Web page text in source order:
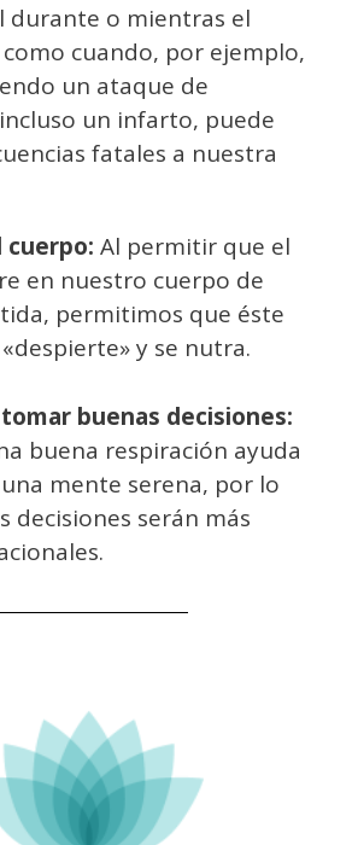
durante o mientras el
cuando, por ejemplo,
un ataque de
un infarto, puede
fatales a nuestra
cuerpo: Al permitir que el
en nuestro cuerpo de
permitimos que éste
y se nutra.
buenas decisiones:
buena respiración ayuda
mente serena, por lo
decisiones serán más